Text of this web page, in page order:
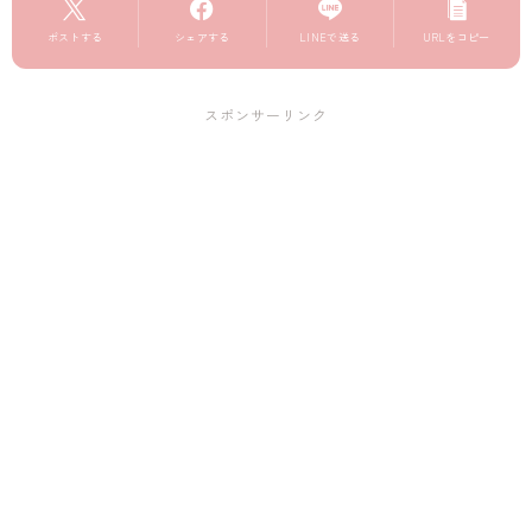
ポストする シェアする LINEで送る URLをコピー
スポンサーリンク